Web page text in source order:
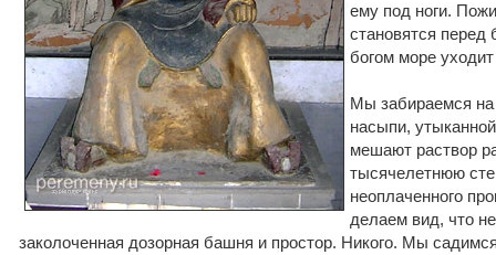
ему под ноги.
становятся перед
богом море
Мы забираемся на
насыпи,
мешают раствор
тысячелетнюю
неоплаченного
делаем вид, что
заколоченная дозорная башня и простор. Никого. Мы